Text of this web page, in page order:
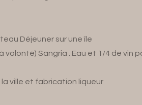
Déjeuner sur une île
volonté) Sangria . Eau et 1/4 de vin
ville et fabrication liqueur